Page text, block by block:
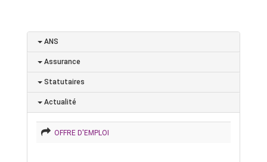
ANS
Assurance
Statutaires
Actualité
OFFRE D'EMPLOI